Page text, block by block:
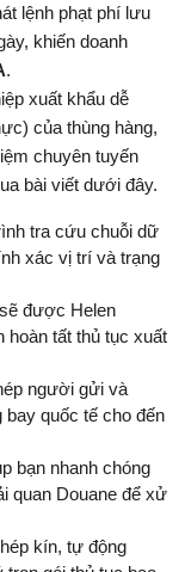
lệnh phạt phí lưu
khiến doanh
.
xuất khẩu dễ
của thùng hàng,
chuyên tuyến
bài viết dưới đây.
tra cứu chuỗi dữ
xác vị trí và trạng
được Helen
hoàn tất thủ tục xuất
người gửi và
quốc tế cho đến
bạn nhanh chóng
quan Douane để xử
kín, tự động